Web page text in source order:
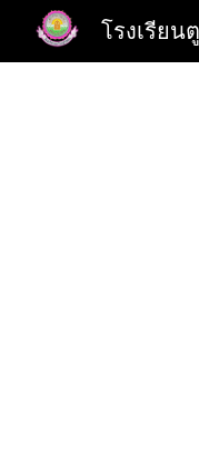
โรงเรีย